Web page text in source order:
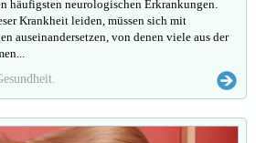
häufigsten neurologischen Erkrankungen.
Krankheit leiden, müssen sich mit
auseinandersetzen, von denen viele aus der